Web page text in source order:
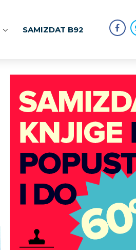
SAMIZDAT B92